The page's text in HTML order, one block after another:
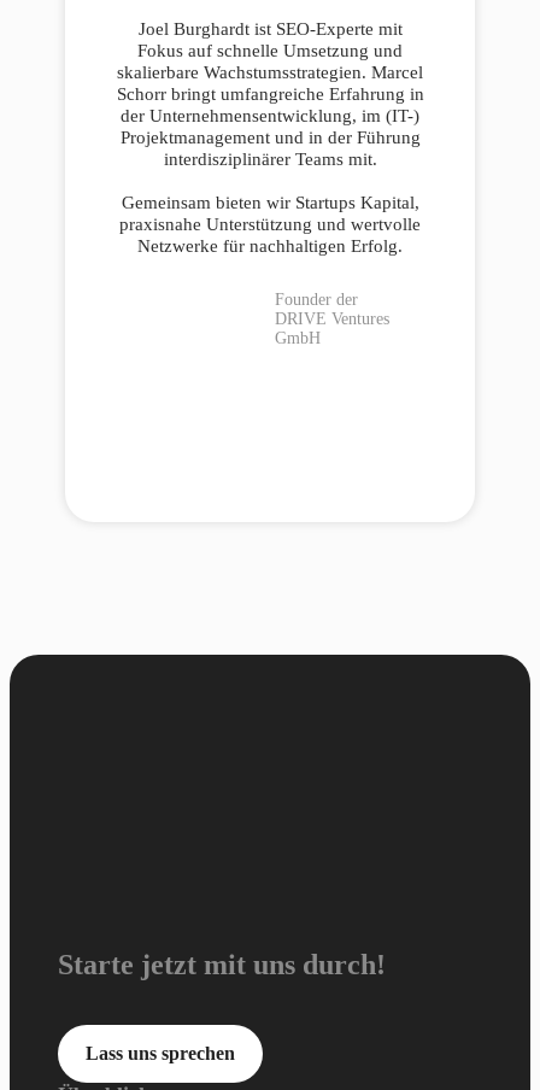
Joel Burghardt ist SEO-Experte mit
Fokus auf schnelle Umsetzung und
skalierbare Wachstumsstrategien. Marcel
Schorr bringt umfangreiche Erfahrung in
der Unternehmensentwicklung, im (IT-)
Projektmanagement und in der Führung
interdisziplinärer Teams mit.
Gemeinsam bieten wir Startups Kapital,
praxisnahe Unterstützung und wertvolle
Netzwerke für nachhaltigen Erfolg.
Founder der
DRIVE Ventures
GmbH
Starte jetzt mit uns durch!
Lass uns sprechen